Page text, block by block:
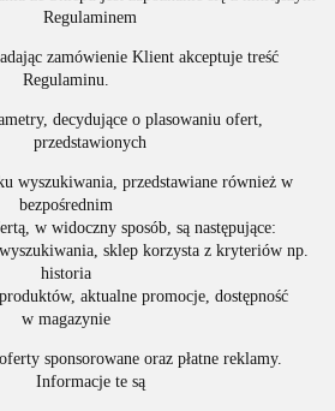
Regulaminem
zamówienie Klient akceptuje treść
Regulaminu.
decydujące o plasowaniu ofert,
przedstawionych
wyszukiwania, przedstawiane również w
bezpośrednim
w widoczny sposób, są następujące:
sklep korzysta z kryteriów np.
historia
aktualne promocje, dostępność
w magazynie
sponsorowane oraz płatne reklamy.
Informacje te są